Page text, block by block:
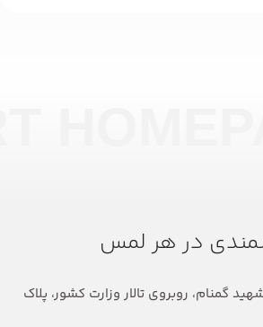
در هر لمس
گمنام، روبروی تالار وزارت کشور، پلاک